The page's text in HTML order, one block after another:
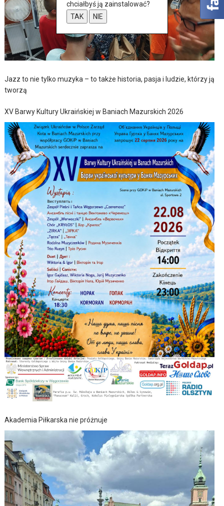
Jazz to nie tylko muzyka – to także historia, pasja i ludzie, którzy ją
tworzą
XV Barwy Kultury Ukraińskiej w Baniach Mazurskich 2026
Akademia Piłkarska nie próżnuje
chciałbyś ją zainstalować?
TAK
NIE